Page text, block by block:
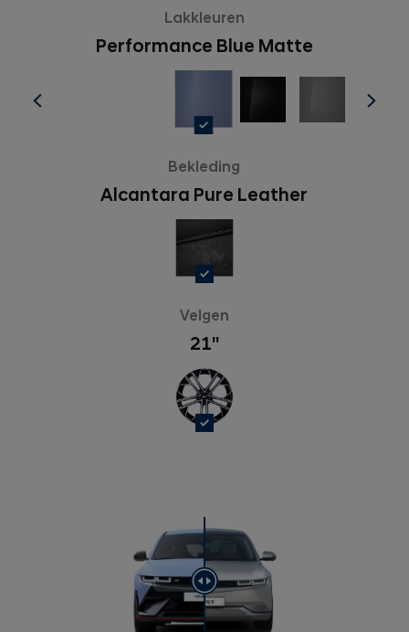
Lakkleuren
Performance Blue Matte
Bekleding
Alcantara Pure Leather
Velgen
21''